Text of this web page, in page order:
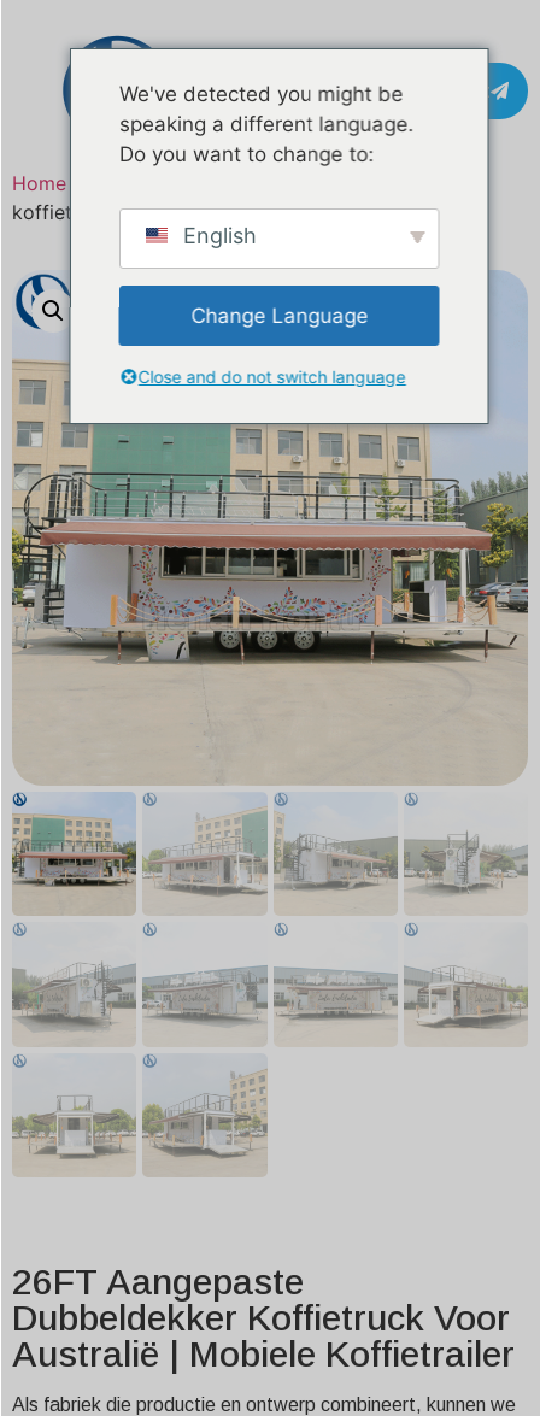
Contact
Home
koffietruck voor Australië | Mobiele koffietrailer
26FT Aangepaste
Dubbeldekker Koffietruck Voor
Australië | Mobiele Koffietrailer
Als fabriek die productie en ontwerp combineert, kunnen we
We've detected you might be
speaking a different language.
Do you want to change to:
English
Change Language
Close and do not switch language